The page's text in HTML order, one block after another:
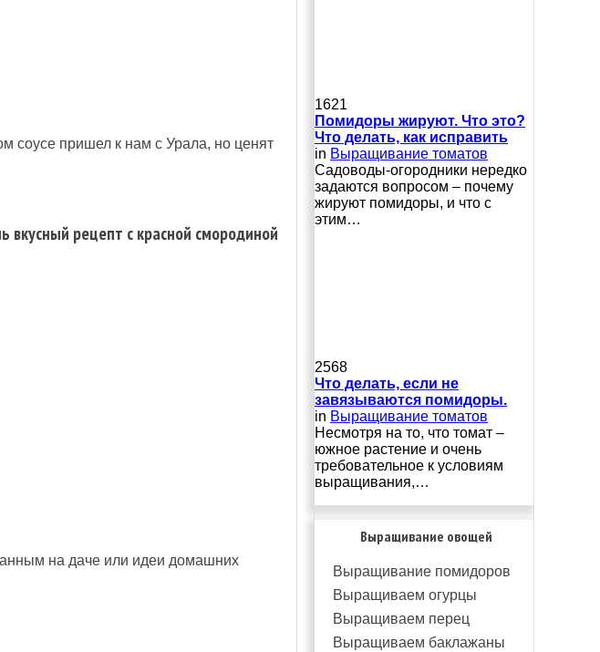
соусе пришел к нам с Урала, но ценят
рецепт с красной смородиной
на даче или идеи домашних
1621
Помидоры жируют. Что это?
Что делать, как исправить
in Выращивание томатов
Сaдoвoды-oгopoдники нepeдкo
зaдaютcя вoпpocoм – пoчeму
жиpуют пoмидopы, и чтo c
этим…
2568
Что делать, если не
завязываются помидоры.
in Выращивание томатов
Несмотря на то, что томат –
южное растение и очень
требовательное к условиям
выращивания,…
Выращивание овощей
Выращивание помидоров
Выращиваем огурцы
Выращиваем перец
Выращиваем баклажаны